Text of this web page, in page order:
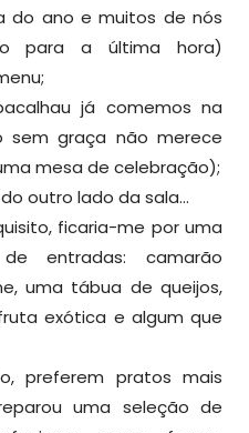
do ano e muitos de nós
para a última hora)
já comemos na
graça não merece
mesa de celebração);
outro lado da sala…
ficaria-me por uma
entradas: camarão
uma tábua de queijos,
exótica e algum que
preferem pratos mais
uma seleção de